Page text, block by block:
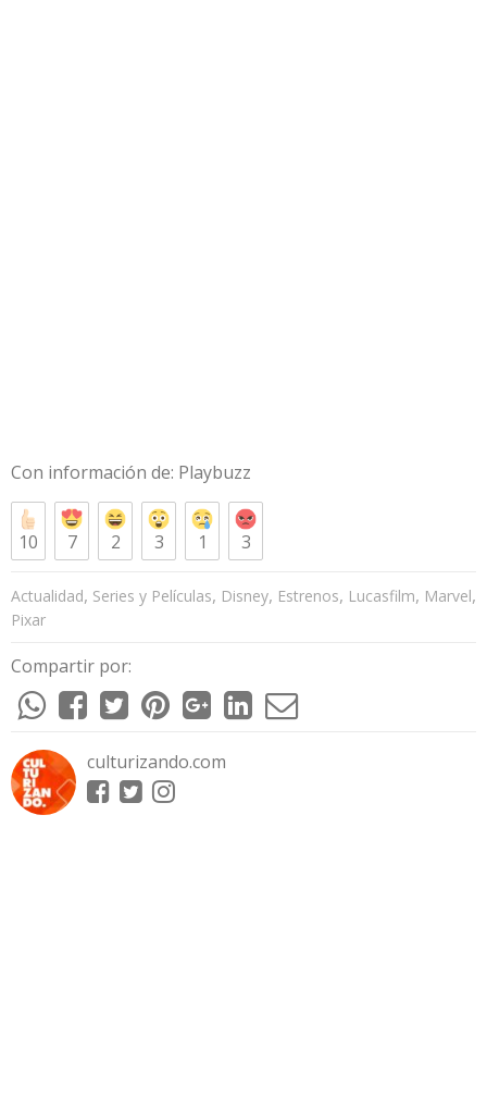
Con información de: Playbuzz
10 7 2 3 1 3
Actualidad, Series y Películas, Disney, Estrenos, Lucasfilm, Marvel,
Pixar
Compartir por:
culturizando.com